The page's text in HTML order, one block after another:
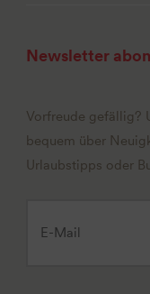
Newsletter
Vorfreude gefällig?
bequem über
Urlaubstipps oder